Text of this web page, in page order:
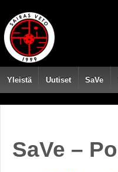
Yleistä Uutiset SaVe
SaVe –